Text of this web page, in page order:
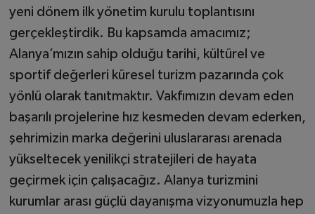
yeni dönem ilk yönetim kurulu toplantısını
gerçekleştirdik. Bu kapsamda amacımız;
Alanya’mızın sahip olduğu tarihi, kültürel ve
sportif değerleri küresel turizm pazarında çok
yönlü olarak tanıtmaktır. Vakfımızın devam eden
başarılı projelerine hız kesmeden devam ederken,
şehrimizin marka değerini uluslararası arenada
yükseltecek yenilikçi stratejileri de hayata
geçirmek için çalışacağız. Alanya turizmini
kurumlar arası güçlü dayanışma vizyonumuzla hep